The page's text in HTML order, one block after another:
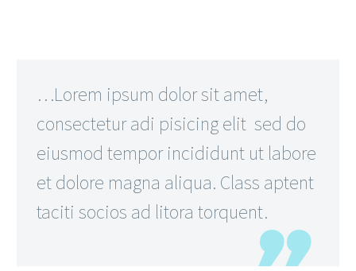
…Lorem ipsum dolor sit amet,
consectetur adi pisicing elit sed do
eiusmod tempor incididunt ut labore
et dolore magna aliqua. Class aptent
taciti socios ad litora torquent.